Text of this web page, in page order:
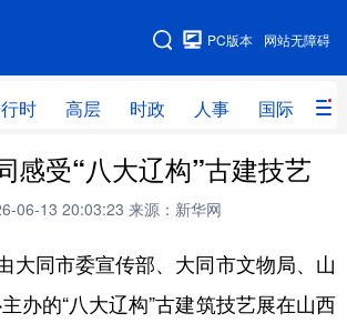
网站无障碍
PC版本
时 高层 时政 人事 国际 财
网站地图
高层 时政 人事
财经 网评
思客智库 全球连线 教育
科创 量子 体育
感受“八大辽构”古建技艺
06-13 20:03:23 来源：新华网
同市委宣传部、大同市文物局、山
办的“八大辽构”古建筑技艺展在山西